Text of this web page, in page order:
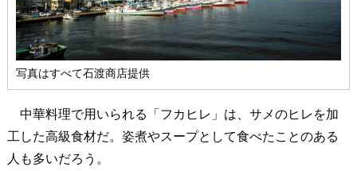
写真はすべて石渡商店提供
中華料理で用いられる「フカヒレ」は、サメのヒレを加
工した高級食材だ。姿煮やスープとして食べたことのある
人も多いだろう。